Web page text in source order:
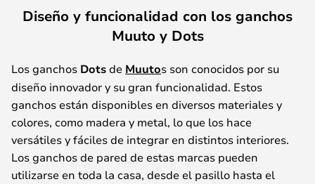
Diseño y funcionalidad con los ganchos
Muuto y Dots
Los ganchos Dotsde Muutos son conocidos por su
diseño innovador y su gran funcionalidad. Estos
ganchos están disponibles en diversos materiales y
colores, como madera y metal, lo que los hace
versátiles y fáciles de integrar en distintos interiores.
Los ganchos de pared de estas marcas pueden
utilizarse en toda la casa, desde el pasillo hasta el